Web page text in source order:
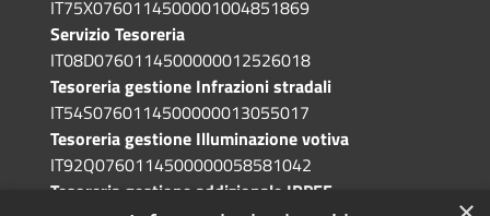
IT75X0760114500001004851869
Servizio Tesoreria
IT08D0760114500000012526018
Tesoreria gestione Infrazioni stradali
IT54S0760114500000013055017
Tesoreria gestione Illuminazione votiva
IT92Q0760114500000058581042
Tesoreria gestione addizionale IRPEF